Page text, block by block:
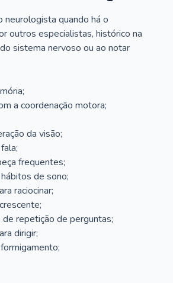
neurologista quando há o
outros especialistas, histórico na
sistema nervoso ou ao notar
a coordenação motora;
da visão;
frequentes;
de sono;
raciocinar;
repetição de perguntas;
dirigir;